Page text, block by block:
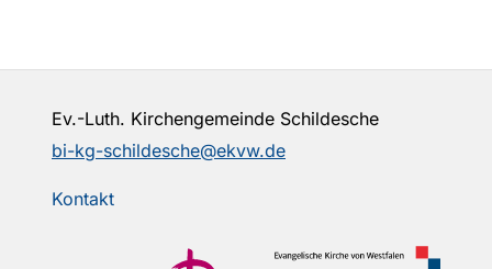
Ev.-Luth. Kirchengemeinde Schildesche
bi-kg-schildesche@ekvw.de
Kontakt